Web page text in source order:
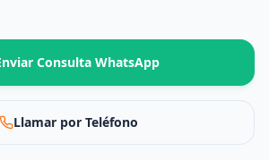
Consulta WhatsApp
Llamar por Teléfono